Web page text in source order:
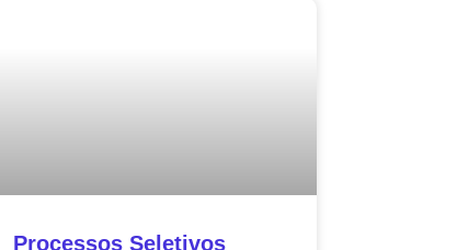
Processos Seletivos